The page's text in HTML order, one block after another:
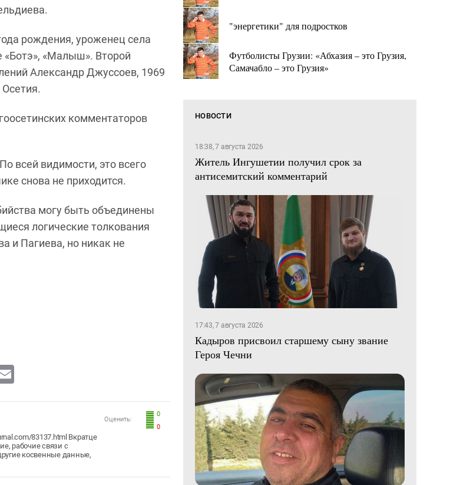
рождения, уроженец села
«Малыш». Второй
Александр Джуссоев, 1969
комментаторов
всей видимости, это всего
снова не приходится.
могу быть объединены
логические толкования
и Пагиева, но никак не
0
0
Оценить:
83137.html Вкратце
рабочие связи с
косвенные данные,
"энергетики" для подростков
Футболисты Грузии: «Абхазия – это Грузия,
Самачабло – это Грузия»
НОВОСТИ
18:38, 7 августа 2026
Житель Ингушетии получил срок за
антисемитский комментарий
17:43, 7 августа 2026
Кадыров присвоил старшему сыну звание
Героя Чечни